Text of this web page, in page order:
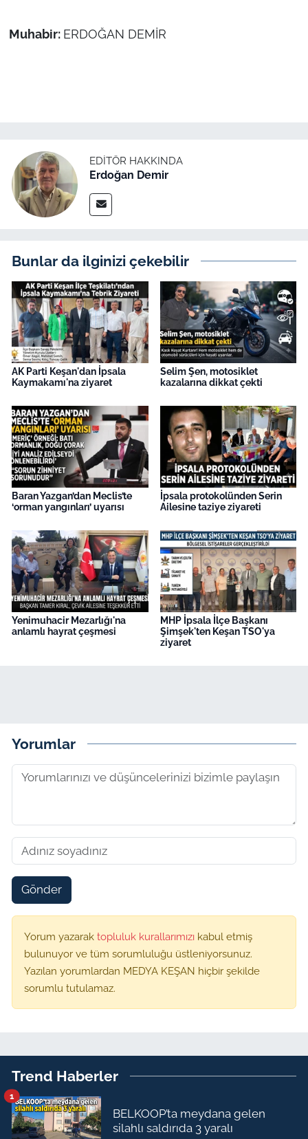
Muhabir: ERDOĞAN DEMİR
EDITÖR HAKKINDA
Erdoğan Demir
Bunlar da ilginizi çekebilir
AK Parti Keşan'dan İpsala
Kaymakamı'na ziyaret
Selim Şen, motosiklet
kazalarına dikkat çekti
Baran Yazgan’dan Meclis’te
‘orman yangınları’ uyarısı
İpsala protokolünden Serin
Ailesine taziye ziyareti
Yenimuhacir Mezarlığı'na
anlamlı hayrat çeşmesi
MHP İpsala İlçe Başkanı
Şimşek'ten Keşan TSO'ya
ziyaret
Yorumlar
Gönder
Yorum yazarak topluluk kurallarımızı kabul etmiş
bulunuyor ve tüm sorumluluğu üstleniyorsunuz.
Yazılan yorumlardan MEDYA KEŞAN hiçbir şekilde
sorumlu tutulamaz.
Trend Haberler
BELKOOP’ta meydana gelen
silahlı saldırıda 3 yaralı
1